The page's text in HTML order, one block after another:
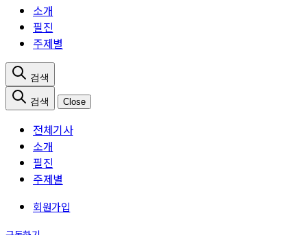
소개
필진
주제별
Close
전체기사
소개
필진
주제별